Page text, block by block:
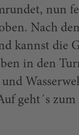
nun
Nach
kannst die
in den
geht´s